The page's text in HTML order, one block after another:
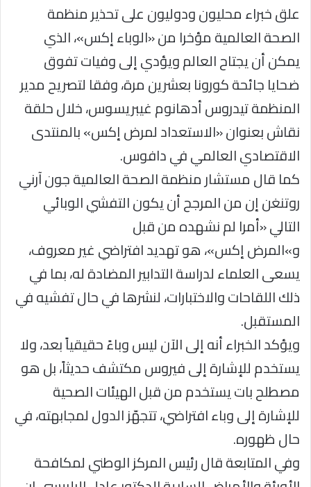
علق خبراء محليون ودوليون على تحذير منظمة
الصحة العالمية مؤخرا من «الوباء إكس»، الذي
يمكن أن يجتاح العالم ويؤدي إلى وفيات تفوق
ضحايا جائحة كورونا بعشرين مرة، وفقا لتصريح مدير
المنظمة تيدروس أدهانوم غيبريسوس، خلال حلقة
نقاش بعنوان «الاستعداد لمرض إكس» بالمنتدى
الاقتصادي العالمي في دافوس.
كما قال مستشار منظمة الصحة العالمية جون آرني
روتنغن إن من المرجح أن يكون التفشي الوبائي
التالي «أمرا لم نشهده من قبل
و»المرض إكس»، هو تهديد افتراضي غير معروف،
يسعى العلماء لدراسة التدابير المضادة له، بما في
ذلك اللقاحات والاختبارات، لنشرها في حال تفشيه في
المستقبل.
ويؤكد الخبراء أنه إلى الآن ليس وباءً حقيقياً بعد، ولا
يستخدم للإشارة إلى فيروس مكتشف حديثاً، بل هو
مصطلح بات يستخدم من قبل الهيئات الصحية
للإشارة إلى وباء افتراضي، تتجهّز الدول لمجابهته، في
حال ظهوره.
وفي المتابعة قال رئيس المركز الوطني لمكافحة